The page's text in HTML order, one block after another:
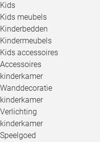
Kids
Kids meubels
Kinderbedden
Kindermeubels
Kids accessoires
Accessoires
kinderkamer
Wanddecoratie
kinderkamer
Verlichting
kinderkamer
Speelgoed